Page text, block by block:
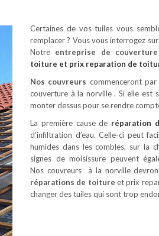
Certaines de vos tuiles vous
remplacer ? Vous vous interrogez sur
Notre entreprise de
toiture et prix reparation de
Nos couvreurs commenceront
couverture à la norville . Si elle est
monter dessus pour se rendre
La première cause de réparation
d’infiltration d’eau. Celle-ci peut
humides dans les combles, sur la
signes de moisissure peuvent
Nos couvreurs à la norville
réparations de toiture et prix
changer des tuiles qui sont trop